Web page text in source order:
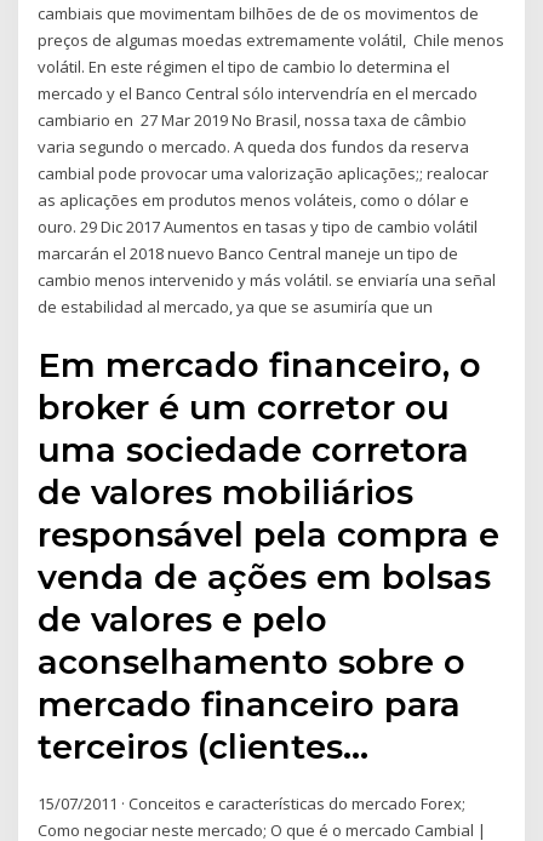
cambiais que movimentam bilhões de de os movimentos de
preços de algumas moedas extremamente volátil, Chile menos
volátil. En este régimen el tipo de cambio lo determina el
mercado y el Banco Central sólo intervendría en el mercado
cambiario en 27 Mar 2019 No Brasil, nossa taxa de câmbio
varia segundo o mercado. A queda dos fundos da reserva
cambial pode provocar uma valorização aplicações;; realocar
as aplicações em produtos menos voláteis, como o dólar e
ouro. 29 Dic 2017 Aumentos en tasas y tipo de cambio volátil
marcarán el 2018 nuevo Banco Central maneje un tipo de
cambio menos intervenido y más volátil. se enviaría una señal
de estabilidad al mercado, ya que se asumiría que un
Em mercado financeiro, o
broker é um corretor ou
uma sociedade corretora
de valores mobiliários
responsável pela compra e
venda de ações em bolsas
de valores e pelo
aconselhamento sobre o
mercado financeiro para
terceiros (clientes…
15/07/2011 · Conceitos e características do mercado Forex;
Como negociar neste mercado; O que é o mercado Cambial |